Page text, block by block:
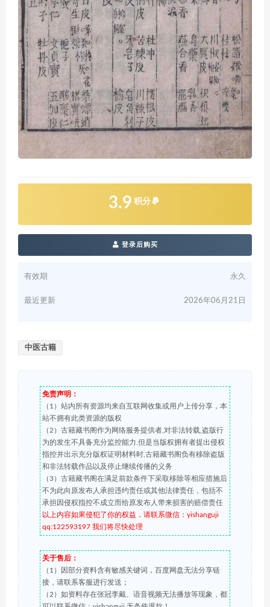
3.9 积分
登录后购买
有效期 永久
最近更新 2026年06月21日
中医古籍
免责声明：
（1）站内所有资源均来自互联网收集或用户上传分享，本
站不拥有此类资源的版权
（2）古籍藏书阁作为网络服务提供者,对非法转载,盗版行
为的发生不具备充分监控能力.但是当版权拥有者提出侵权
指控并出示充分版权证明材料时,古籍藏书阁负有移除盗版
和非法转载作品以及停止继续传播的义务
（3）古籍藏书阁在满足前款条件下采取移除等相应措施后
不为此向原发布人承担违约责任或其他法律责任，包括不
承担因侵权指控不成立而给原发布人带来损害的赔偿责任
以上内容如果侵犯了你的权益，请联系微信：yishanguji
qq:122593197 我们将尽快处理
关于售后：
（1）因部分资料含有敏感关键词，百度网盘无法分享链
接，请联系客服进行发送；
（2）如资料存在张冠李戴、语音视频无法播放等现象，都